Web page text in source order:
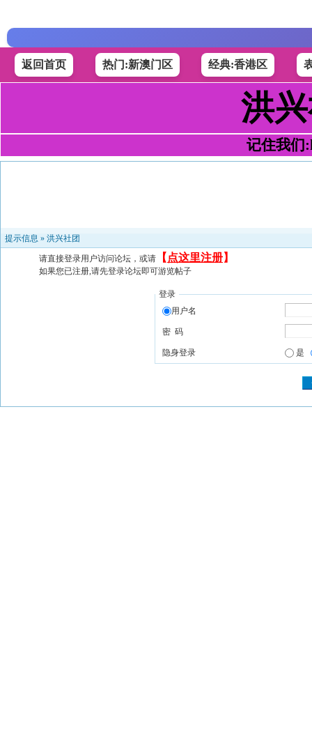
返回首页 热门:新澳门区 经典:香港区
洪
记住我们
提示信息 » 洪兴社团
请直接登录用户访问论坛，或请 【 点这里注册】
如果您已注册,请先登录论坛即可游览帖子
登录
用户名
密 码
隐身登录 是